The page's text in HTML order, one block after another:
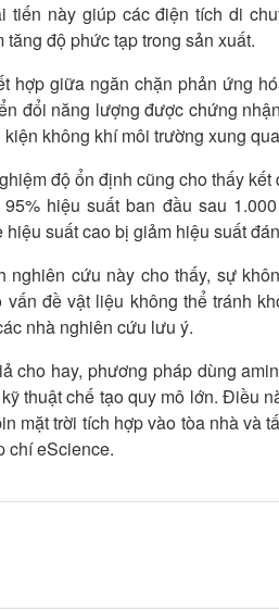
tiến này giúp các điện tích di
tăng độ phức tạp trong sản xuất.
hợp giữa ngăn chặn phản ứng
đổi năng lượng được chứng
không khí môi trường xung
độ ổn định cũng cho thấy
hiệu suất ban đầu sau
hiệu suất cao bị giảm hiệu suất
nghiên cứu này cho thấy, sự
vấn đề vật liệu không thể tránh
nhà nghiên cứu lưu ý.
cho hay, phương pháp dùng
thuật chế tạo quy mô lớn. Điều
mặt trời tích hợp vào tòa nhà và
chí eScience.